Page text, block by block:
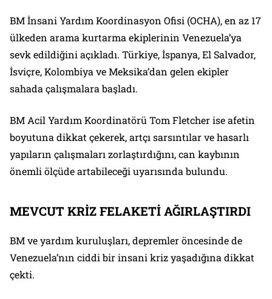
BM İnsani Yardım Koordinasyon Ofisi (OCHA), en az 17
ülkeden arama kurtarma ekiplerinin Venezuela’ya
sevk edildiğini açıkladı. Türkiye, İspanya, El Salvador,
İsviçre, Kolombiya ve Meksika’dan gelen ekipler
sahada çalışmalara başladı.
BM Acil Yardım Koordinatörü Tom Fletcher ise afetin
boyutuna dikkat çekerek, artçı sarsıntılar ve hasarlı
yapıların çalışmaları zorlaştırdığını, can kaybının
önemli ölçüde artabileceği uyarısında bulundu.
MEVCUT KRİZ FELAKETİ AĞIRLAŞTIRDI
BM ve yardım kuruluşları, depremler öncesinde de
Venezuela’nın ciddi bir insani kriz yaşadığına dikkat
çekti.